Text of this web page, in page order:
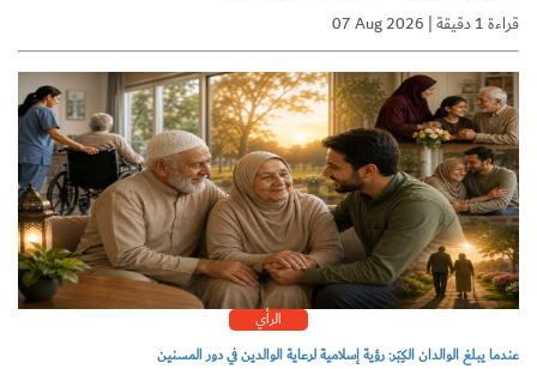
07 Aug 2026 | قراءة 1 دقيقة
الرأي
عندما يبلغ الوالدان الكِبَر: رؤية إسلامية لرعاية الوالدين في دور المسنين